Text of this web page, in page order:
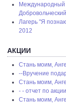
Международный
Лагерь "Я
2012
АКЦИИ
Стань моим,
--Вручение
Стань моим,
- - отчет по
Стань моим,